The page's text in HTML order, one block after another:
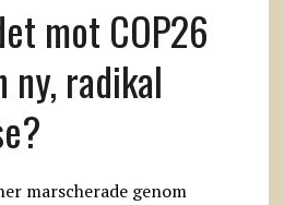
mot COP26
ny, radikal
marscherade genom